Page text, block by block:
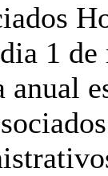
1
anual